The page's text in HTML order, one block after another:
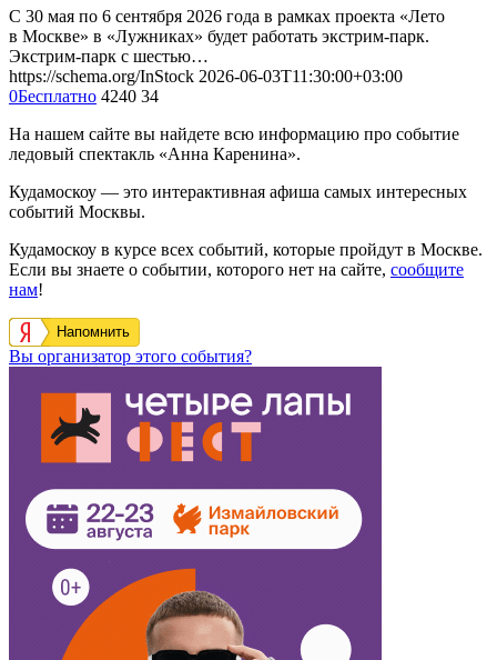
С 30 мая по 6 сентября 2026 года в рамках проекта «Лето
в Москве» в «Лужниках» будет работать экстрим-парк.
Экстрим-парк с шестью…
https://schema.org/InStock 2026-06-03T11:30:00+03:00
0Бесплатно 4240 34
На нашем сайте вы найдете всю информацию про событие
ледовый спектакль «Анна Каренина».
Кудамоскоу — это интерактивная афиша самых интересных
событий Москвы.
Кудамоскоу в курсе всех событий, которые пройдут в Москве.
Если вы знаете о событии, которого нет на сайте, сообщите
нам!
Напомнить
Вы организатор этого события?